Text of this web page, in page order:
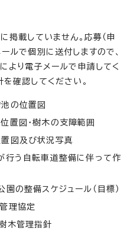
掲載していません。応募（申
ルで個別に送付しますので、
より電子メールで申請してく
確認してください。
の位置図
図・樹木の支障範囲
図及び状況写真
う自転車道整備に伴って作
の整備スケジュール（目標）
理協定
木管理指針